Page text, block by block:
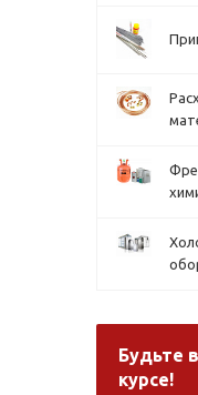
Будьте
курсе!